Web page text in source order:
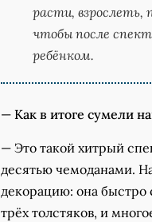
расти,
чтобы после
ребёнком.
— Как в итоге сумели
— Это такой хитрый
десятью чемоданами.
декорацию: она быстро
трёх толстяков, и